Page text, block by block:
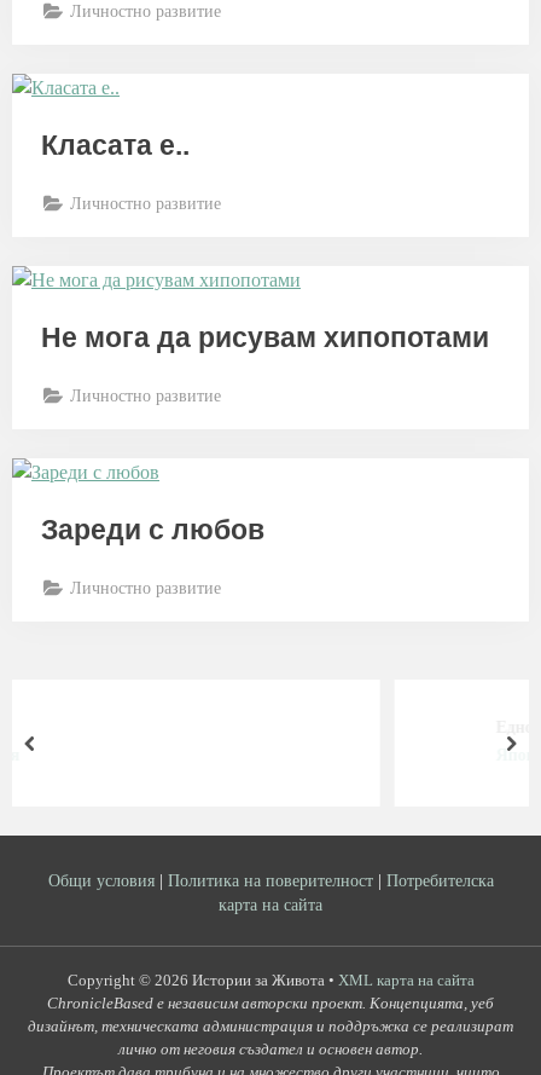
Личностно развитие
Класата е..
Личностно развитие
Не мога да рисувам хипопотами
Личностно развитие
Зареди с любов
Личностно развитие
Японска поезия
prev
Общи условия| Политика на поверителност| Потребителска
карта на сайта
Copyright © 2026 Истории за Живота • XML карта на сайта
ChronicleBased е независим авторски проект. Концепцията, уеб
дизайнът, техническата администрация и поддръжка се реализират
лично от неговия създател и основен автор.